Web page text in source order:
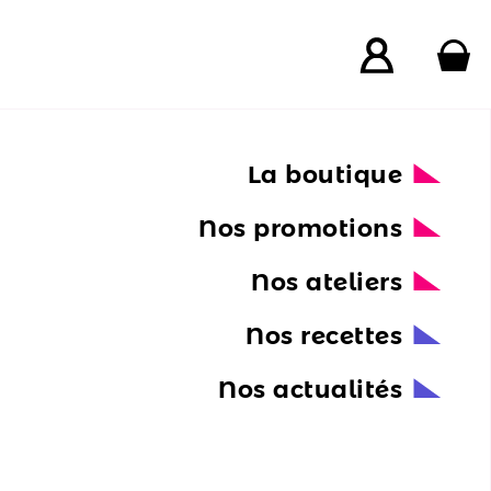
La boutique
Nos promotions
Nos ateliers
Nos recettes
Nos actualités